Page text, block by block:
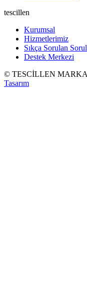
tescillen
Kurumsal
Hizmetlerimiz
Sıkça Sorulan
Destek Merkezi
© TESCİLLEN
Tasarım